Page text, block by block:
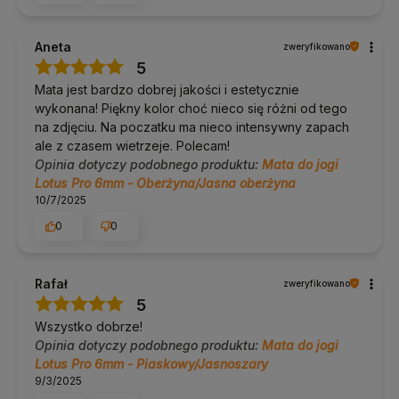
Dodatkowe informacje
Dostawa:Polska i UE, darmowa od 100 zł.
Zwroty:14 dni bez podania przyczyny.
Pomoc w doborze:tel. 690 447 426 (pon–pt 9:30–16:30),
info@yogabazar.pl.
Kolor / wzór
wariantów tego modelu.
O marce Bodhi Yoga
Bodhi Yoga to niemiecka marka ze Stuttgartu z szerokim
portfolio mat w kilku materiałach, od PVC przez kauczuk i korek
aż po TPE.
Od 2014 roku doradzamy w doborze sprzętu do jogi i pilatesu:
klienci najczęściej pytają nas, która mata sprawdzi się w ich
praktyce, a po naszym bezpłatnym doradztwie zwroty mat
Aneta zweryfikowano
5
Mata jest bardzo dobrej jakości i estetycznie
wykonana! Piękny kolor choć nieco się różni od tego
na zdjęciu. Na poczatku ma nieco intensywny zapach
ale z czasem wietrzeje. Polecam!
Opinia dotyczy podobnego produktu: Mata do jogi
Lotus Pro 6mm - Oberżyna/Jasna oberżyna
10/7/2025
0
0
Rafał zweryfikowano
5
Wszystko dobrze!
Opinia dotyczy podobnego produktu: Mata do jogi
Lotus Pro 6mm - Piaskowy/Jasnoszary
9/3/2025